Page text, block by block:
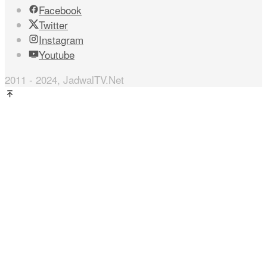
Facebook
Twitter
Instagram
Youtube
2011 - 2024, JadwalTV.Net